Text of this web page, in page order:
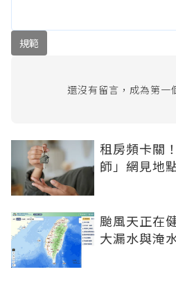
規範
還沒有留言，成為第一
租房頻卡關
師」網見地
颱風天正在
大漏水與淹